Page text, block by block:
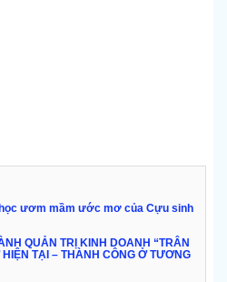
ươm mầm ước mơ của Cựu sinh
QUẢN TRỊ KINH DOANH “TRÂN
TẠI – THÀNH CÔNG Ở TƯƠNG